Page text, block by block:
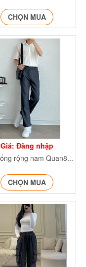
CHỌN MUA
Giá: Đăng nhập
Quần ống rộng nam Quan8015
CHỌN MUA